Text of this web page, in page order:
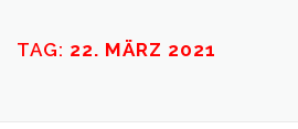
TAG: 22. MÄRZ 2021